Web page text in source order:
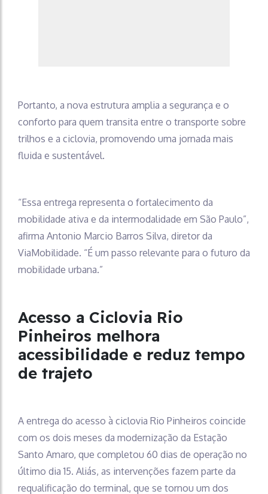
Portanto, a nova estrutura amplia a segurança e o
conforto para quem transita entre o transporte sobre
trilhos e a ciclovia, promovendo uma jornada mais
fluida e sustentável.
“Essa entrega representa o fortalecimento da
mobilidade ativa e da intermodalidade em São Paulo”,
afirma Antonio Marcio Barros Silva, diretor da
ViaMobilidade. “É um passo relevante para o futuro da
mobilidade urbana.”
Acesso a Ciclovia Rio
Pinheiros melhora
acessibilidade e reduz tempo
de trajeto
A entrega do acesso à ciclovia Rio Pinheiros coincide
com os dois meses da modernização da Estação
Santo Amaro, que completou 60 dias de operação no
último dia 15. Aliás, as intervenções fazem parte da
requalificação do terminal, que se tornou um dos